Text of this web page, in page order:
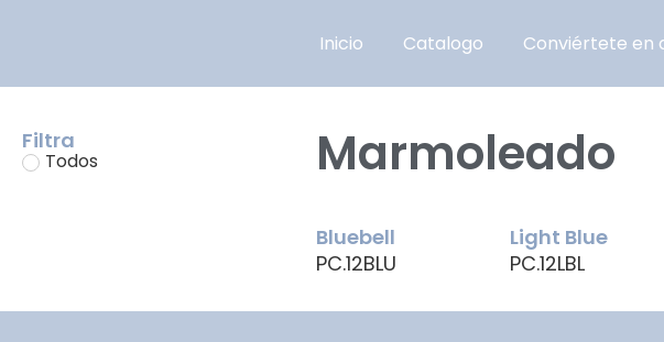
Inicio Catalogo Conviértete en
Filtra
Todos Marmoleado
PC.12BLU
Bluebell
PC.12LBL
Light Blue